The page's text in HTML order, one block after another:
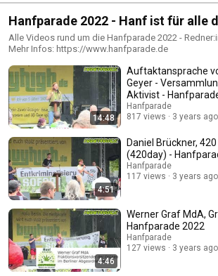
Hanfparade 2022 - Hanf ist für alle
Alle Videos rund um die Hanfparade 2022 -
Mehr Infos: https://www.hanfparade.de
14:48
Auftaktansprache
Geyer -
Aktivist -
Hanfparade
817 views
3 years ago
4:51
Daniel Brückner,
(420day) -
Hanfparade
117 views
3 years ago
4:46
Werner Graf MdA,
Hanfparade 2022
Hanfparade
127 views
3 years ago